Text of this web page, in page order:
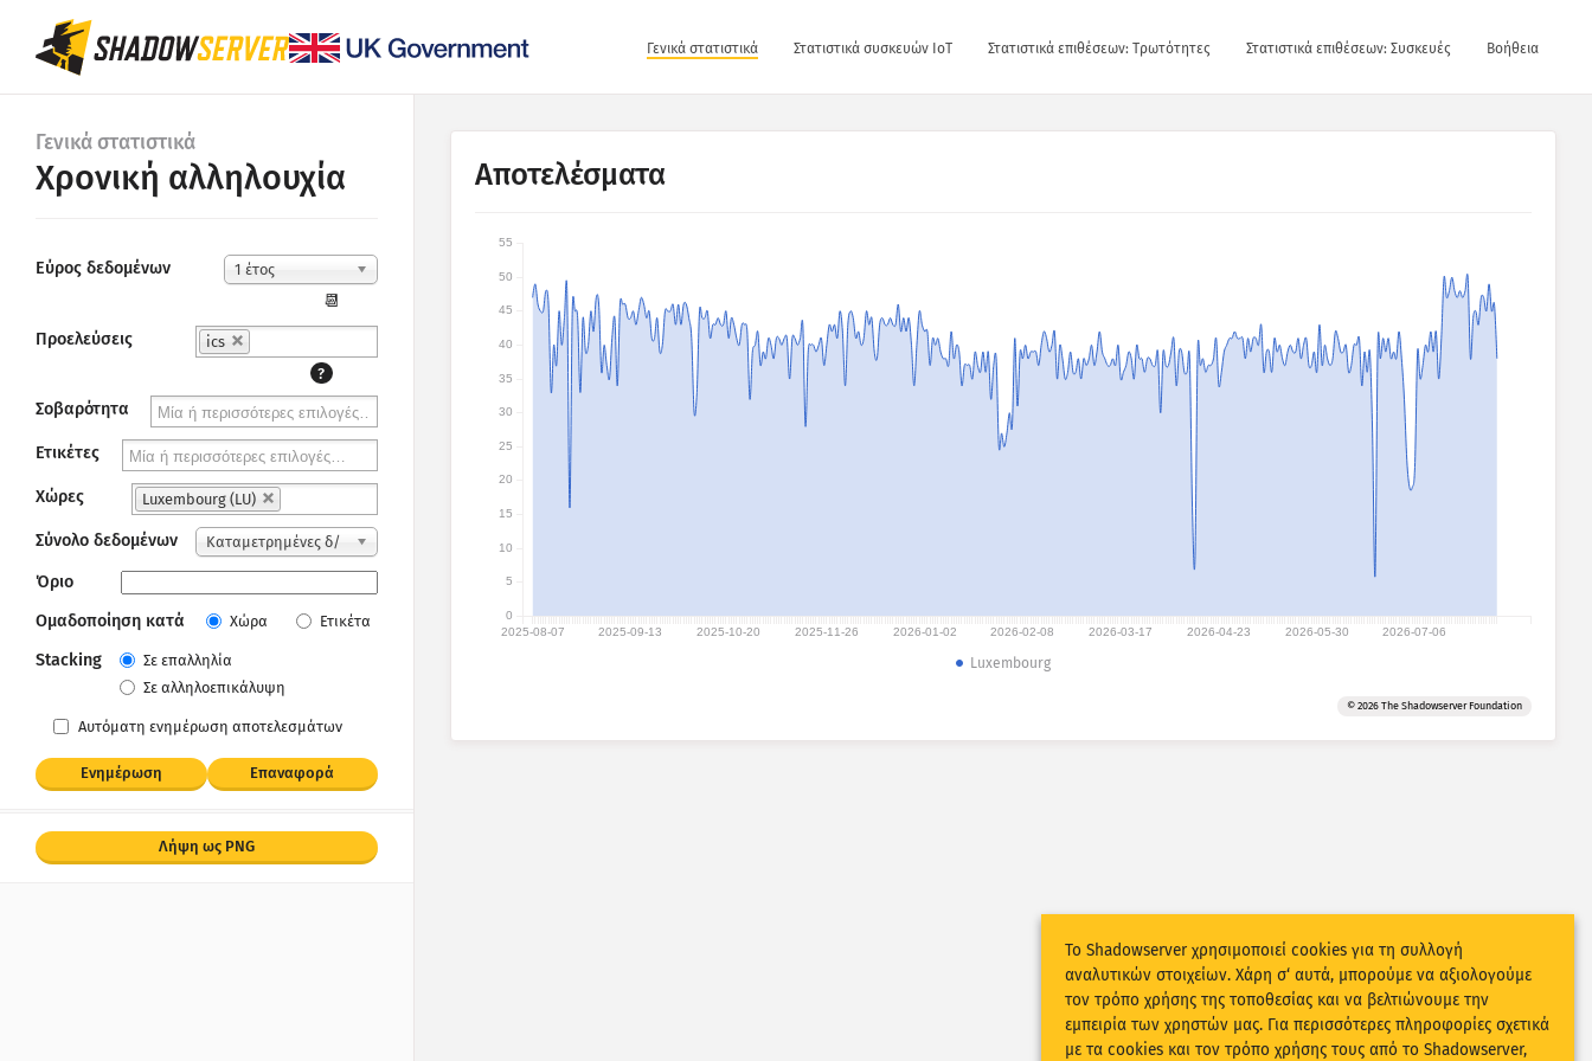
Γενικά στατιστικά Στατιστικά συσκευών IoT Στατιστικά επιθέσεων: Τρωτότητες Στατιστικά επιθέσεων: Συσκευές Βοήθεια
Γενικά στατιστικά
Χρονική αλληλουχία
Εύρος δεδομένων 1 έτος
📆
Προελεύσεις
ics
?
Σοβαρότητα
Ετικέτες
Χώρες Luxembourg (LU)
Σύνολο δεδομένων
Καταμετρημένες δ/
νσεις IP
Όριο
Ομαδοποίηση κατά
Χώρα Ετικέτα
Stacking
Σε επαλληλία
Σε αλληλοεπικάλυψη
Αυτόματη ενημέρωση αποτελεσμάτων
Ενημέρωση Επαναφορά
Λήψη ως PNG
Αποτελέσματα
2025-08-07 2025-09-13 2025-10-20 2025-11-26 2026-01-02 2026-02-08 2026-03-17 2026-04-23 2026-05-30 2026-07-06
0
5
10
15
20
25
30
35
40
45
50
55
Luxembourg
© 2026 The Shadowserver Foundation
Το Shadowserver χρησιμοποιεί cookies για τη συλλογή
αναλυτικών στοιχείων. Χάρη σ‘ αυτά, μπορούμε να αξιολογούμε
τον τρόπο χρήσης της τοποθεσίας και να βελτιώνουμε την
εμπειρία των χρηστών μας. Για περισσότερες πληροφορίες σχετικά
με τα cookies και τον τρόπο χρήσης τους από το Shadowserver,